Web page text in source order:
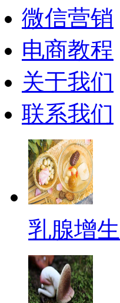
微信营销
电商教程
关于我们
联系我们
乳腺增